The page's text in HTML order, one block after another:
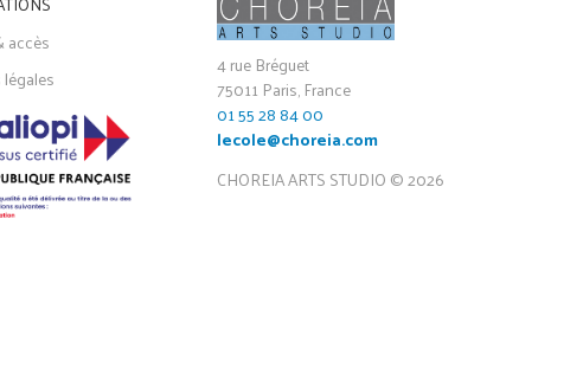
accès
4 rue Bréguet
75011 Paris, France
01 55 28 84 00
lecole@choreia.com
CHOREIA ARTS STUDIO © 2026